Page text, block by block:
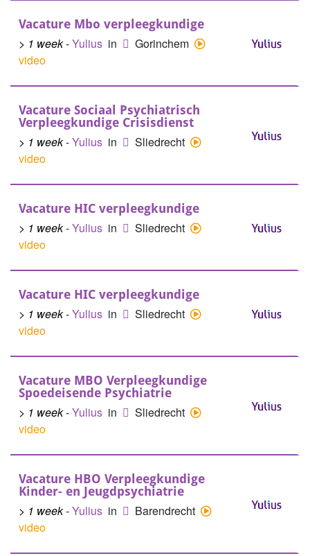
Vacature Mbo verpleegkundige
> 1 week-Yulius in
Gorinchem
video
Vacature Sociaal Psychiatrisch
Verpleegkundige Crisisdienst
> 1 week-Yulius in
Sliedrecht
video
Vacature HIC verpleegkundige
> 1 week-Yulius in
Sliedrecht
video
Vacature HIC verpleegkundige
> 1 week-Yulius in
Sliedrecht
video
Vacature MBO Verpleegkundige
Spoedeisende Psychiatrie
> 1 week-Yulius in
Sliedrecht
video
Vacature HBO Verpleegkundige
Kinder- en Jeugdpsychiatrie
> 1 week-Yulius in
Barendrecht
video